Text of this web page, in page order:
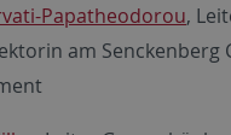
Papatheodorou,
am Senckenberg